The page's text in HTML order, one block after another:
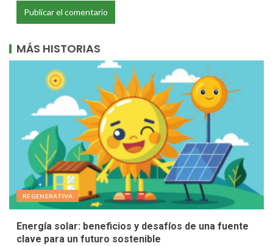
MÁS HISTORIAS
REGENERATIVA
Energía solar: beneficios y desafíos de una fuente
clave para un futuro sostenible